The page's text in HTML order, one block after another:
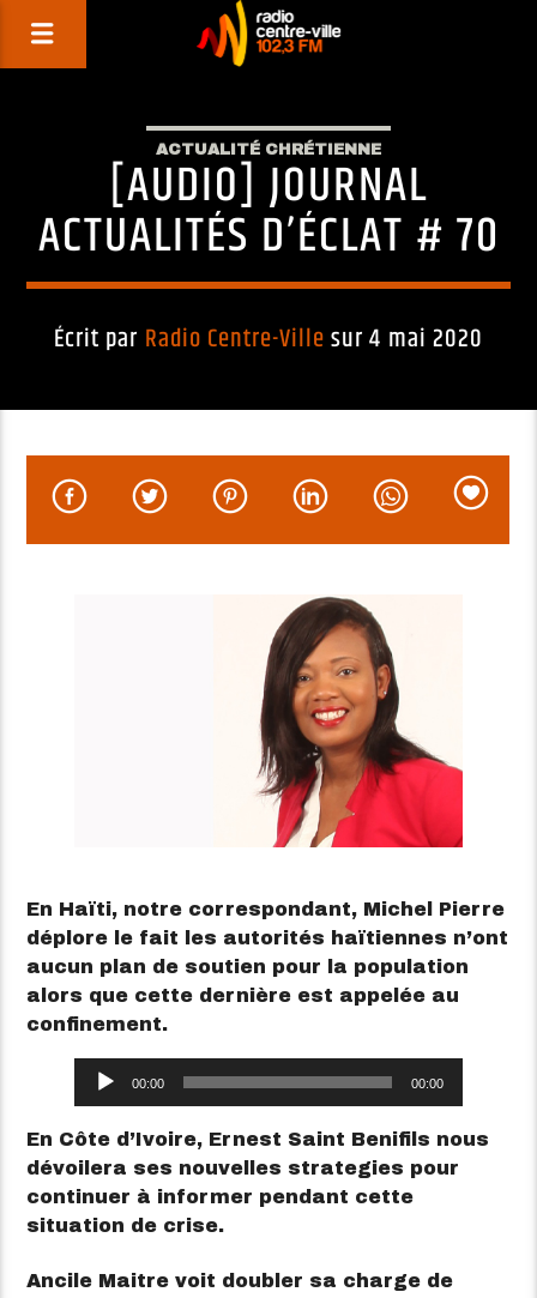
ACTUALITÉ CHRÉTIENNE
[AUDIO] JOURNAL
ACTUALITÉS D’ÉCLAT # 70
Écrit par Radio Centre-Villesur 4 mai 2020
En Haïti, notre correspondant, Michel Pierre
déplore le fait les autorités haïtiennes n’ont
aucun plan de soutien pour la population
alors que cette dernière est appelée au
confinement.
Lecteur
00:00 00:00
En Côte d’Ivoire, Ernest Saint Benifils nous
dévoilera ses nouvelles strategies pour
continuer à informer pendant cette
situation de crise.
Ancile Maitre voit doubler sa charge de